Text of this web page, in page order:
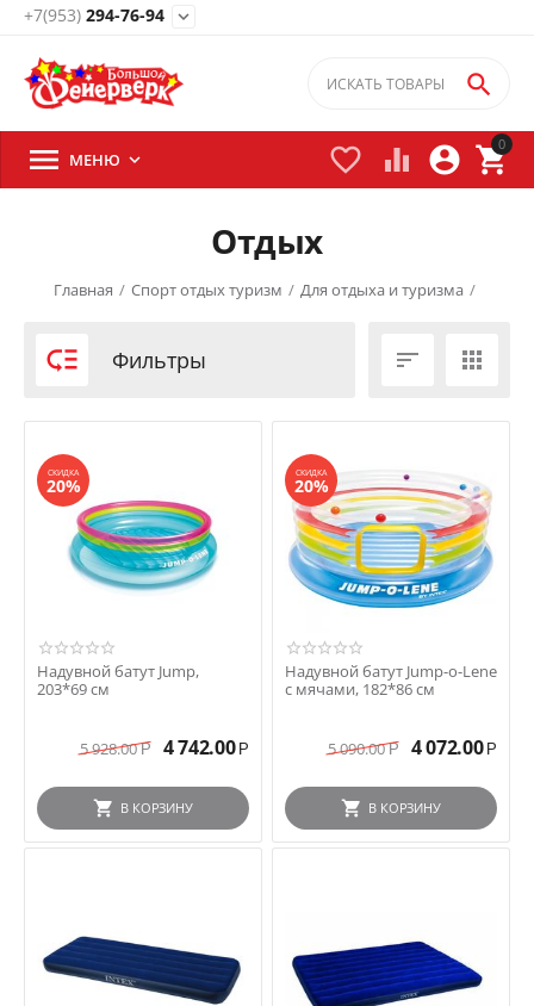
+7(953) 294-76-94 expand_more
0


 

 МЕНЮ 
Отдых
Главная / Спорт отдых туризм / Для отдыха и туризма /
 Фильтры  
СКИДКА
20%
Надувной батут Jump,
203*69 см
5 928.00 Р 4 742.00 Р
В КОРЗИНУ
СКИДКА
20%
Надувной батут Jump-o-Lene
с мячами, 182*86 см
5 090.00 Р 4 072.00 Р
В КОРЗИНУ